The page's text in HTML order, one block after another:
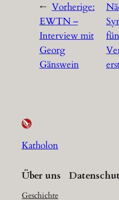
← Vorherige:
EWTN –
Interview mit
Georg
Gänswein
Katholon
Über uns
Geschichte